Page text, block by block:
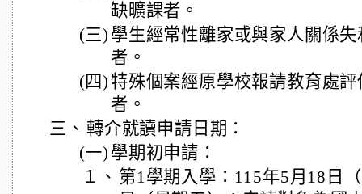
缺曠課者。
(三) 學生經常性離家或與家人關係
者。
(四)特殊個案經原學校報請教育處
者。
三、 轉介就讀申請日期：
(一) 學期初申請：
１、 第1學期入學：115年5月18日